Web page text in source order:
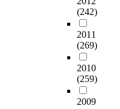
(242)
2011
(269)
2010
(259)
2009